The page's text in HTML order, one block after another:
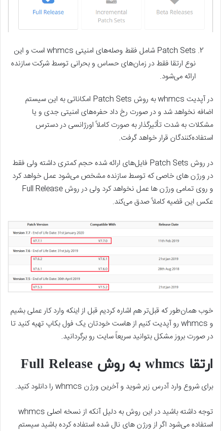
Patch Sets شامل فقط وصله‌های امنیتی whmcs است و این
نوع ارتقا فقط در زمان‌های حساس و بحرانی توسط شرکت سازنده
ارائه می‌شود.
در آپدیت whmcs به روش Patch Sets امکاناتی به این
سیستم
اضافه نخواهد شد و در صورت رخ داد حفره‌های امنیتی جدی و یا
مشکلات به شدت تأثیرگذار به صورت کاملاً اورژانسی در دسترس
استفاده‌کنندگان قرار خواهد گرفت.
در روش Patch Sets فایل‌های ارائه شده حجم کمتری داشته ولی فقط
در ورژن های خاصی که توسط سازنده مشخص می‌شود عمل خواهد کرد
و روی تمامی ورژن ها عمل نخواهد کرد ولی در روش Full Release
عکس این قضیه کاملاً صدق می‌کند.
خوب همان‌طور که قبل‌تر هم اشاره کردیم قبل از اینکه وارد کار عملی بشیم
و whmcs رو آپدیت کنیم از هاست خودتان یک فول بکاپ تهیه کنید تا
در صورت بروز مشکل بتوانید سریعاً سایت رو برگردانید.
ارتقا whmcs به روش Full Release
برای شروع وارد آدرس زیر شوید و آخرین ورژن whmcs را دانلود کنید.
توجه داشته باشید در این روش به دلیل آنکه از نسخه اصلی whmcs
استفاده می‌شود اگر از ورژن های نال شده استفاده کرده باشید سیستم